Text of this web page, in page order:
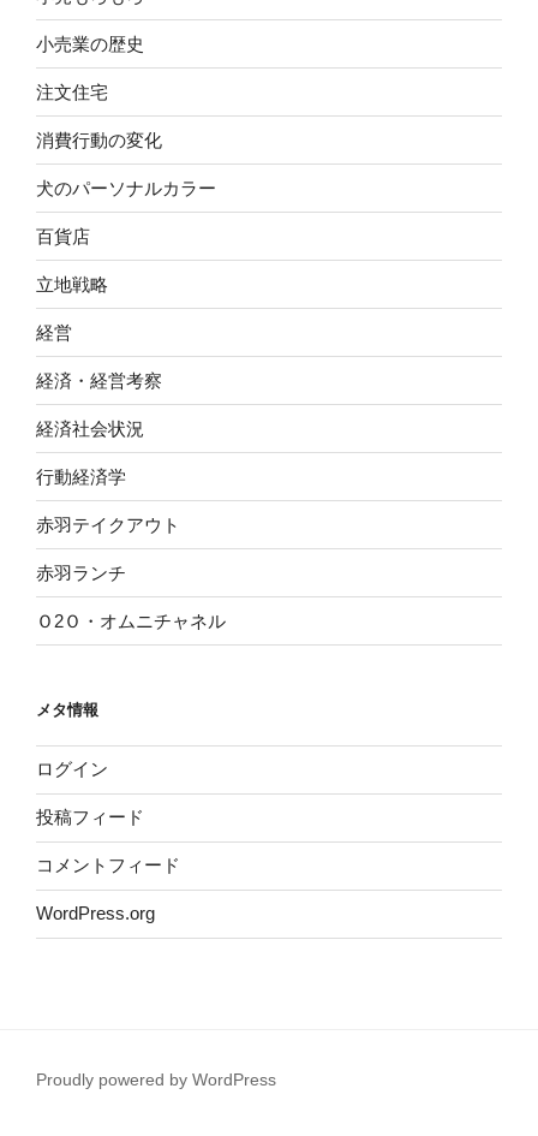
小売業の歴史
注文住宅
消費行動の変化
犬のパーソナルカラー
百貨店
立地戦略
経営
経済・経営考察
経済社会状況
行動経済学
赤羽テイクアウト
赤羽ランチ
Ｏ2Ｏ・オムニチャネル
メタ情報
ログイン
投稿フィード
コメントフィード
WordPress.org
Proudly powered by WordPress